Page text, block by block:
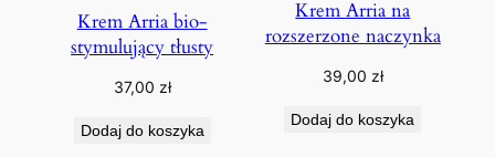
Krem Arria bio-
stymulujący tłusty
37,00 zł
Dodaj do koszyka
Krem Arria na
rozszerzone naczynka
39,00 zł
Dodaj do koszyka